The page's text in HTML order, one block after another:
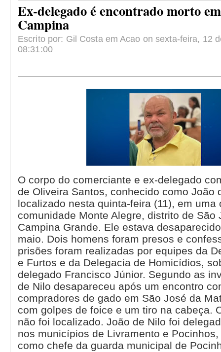
Ex-delegado é encontrado morto
Campina
Escrito por: Gil Costa em Acao on sexta-feira, 12
08:31:00
O corpo do comerciante e ex-delegado
de Oliveira Santos, conhecido como João
localizado nesta quinta-feira (11), em uma
comunidade Monte Alegre, distrito de São
Campina Grande. Ele estava
maio. Dois homens foram presos e
prisões foram realizadas por equipes da
e Furtos e da Delegacia de Homicídios,
delegado Francisco Júnior. Segundo as
de Nilo desapareceu após um encontro
compradores de gado em São José da
com golpes de foice e um tiro na cabeça.
não foi localizado. João de Nilo foi
nos municípios de Livramento e
como chefe da guarda municipal de